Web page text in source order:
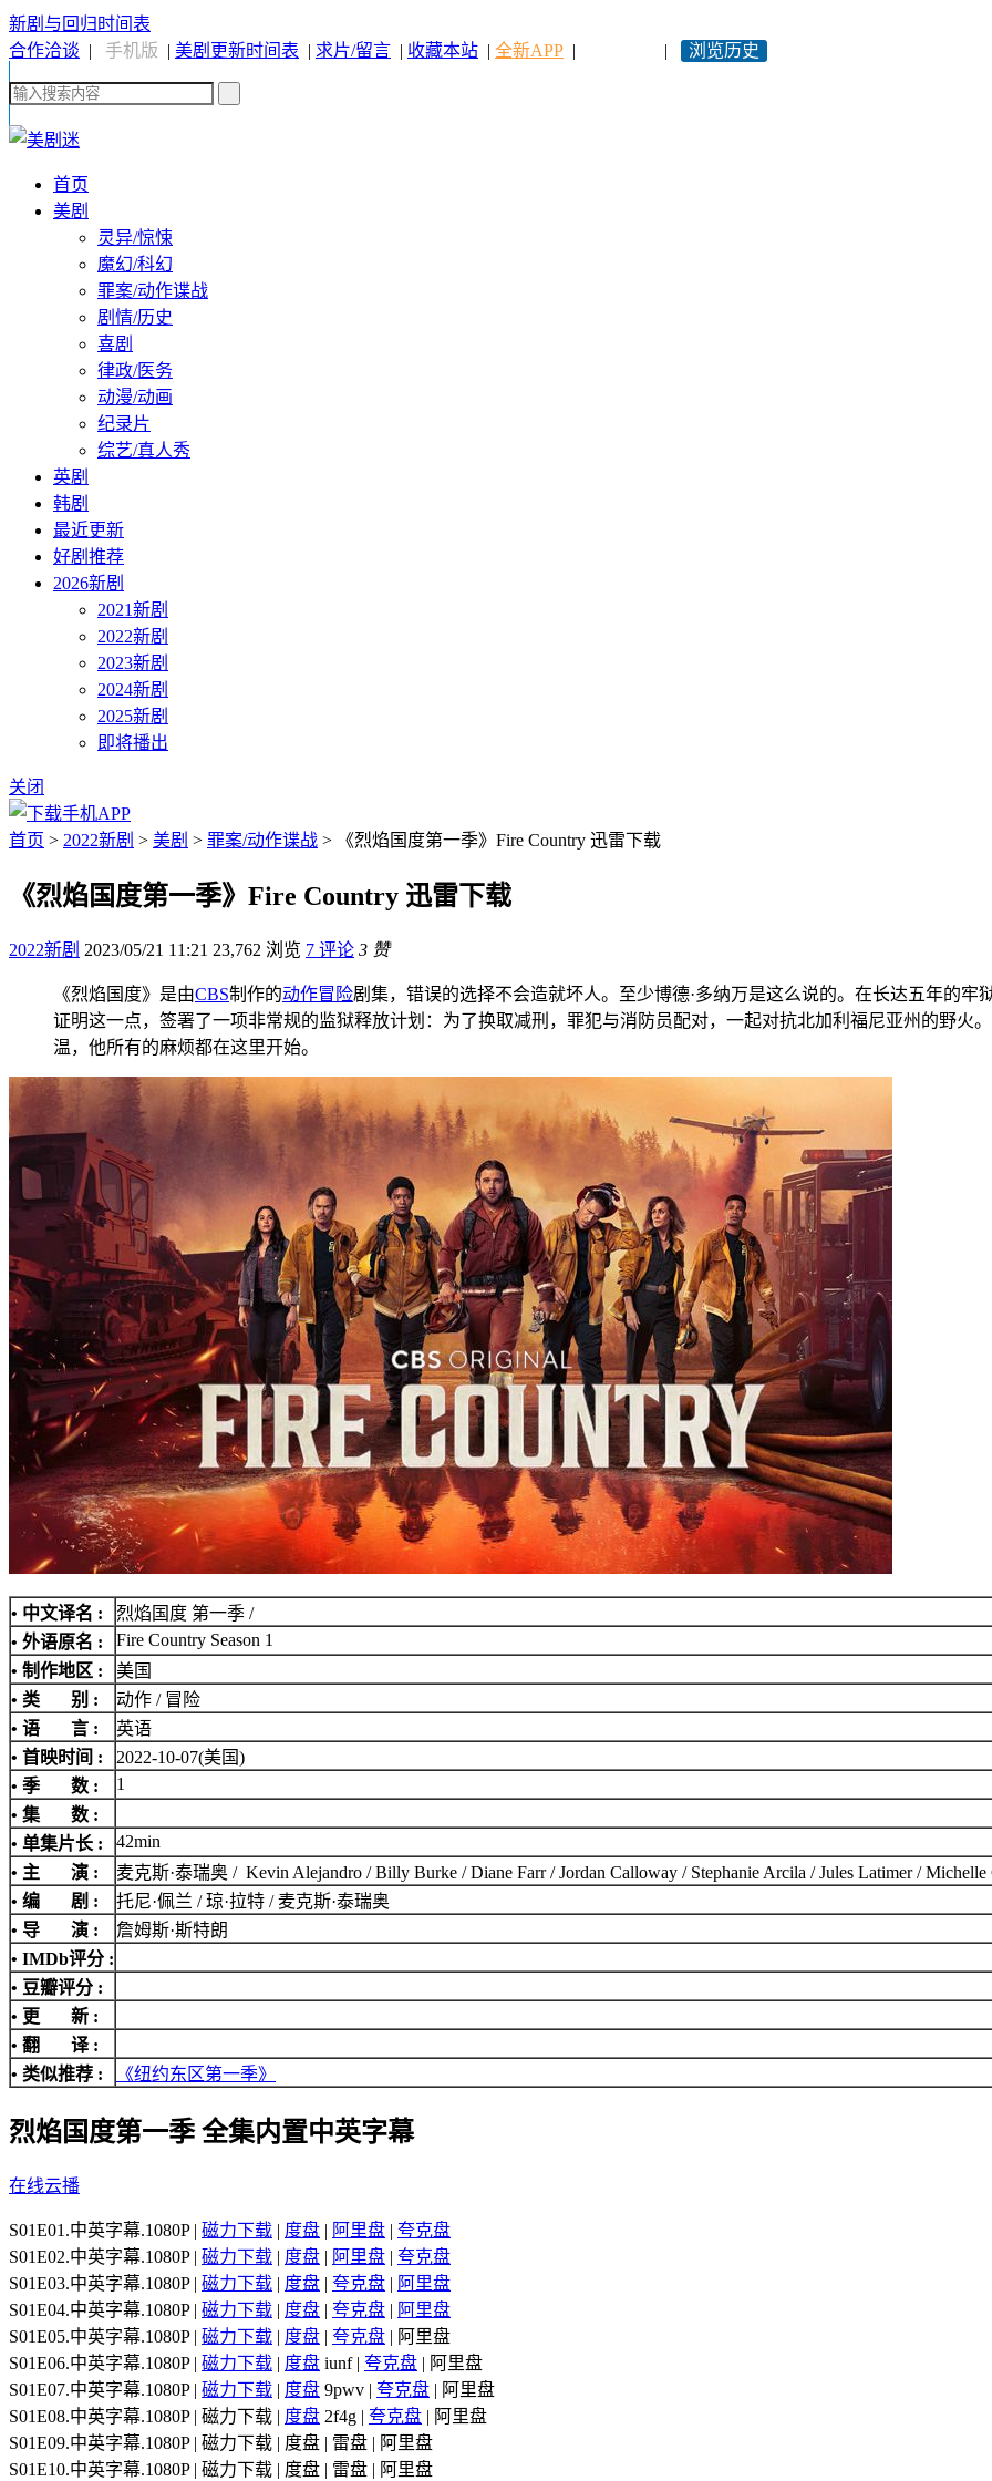
新剧与回归时间表
合作洽谈 | 手机版 | 美剧更新时间表 | 求片/留言 | 收藏本站 | 全新APP | | 浏览历史
首页
美剧
灵异/惊悚
魔幻/科幻
罪案/动作谍战
剧情/历史
喜剧
律政/医务
动漫/动画
纪录片
综艺/真人秀
英剧
韩剧
最近更新
好剧推荐
2026新剧
2021新剧
2022新剧
2023新剧
2024新剧
2025新剧
即将播出
关闭
首页 > 2022新剧 > 美剧 > 罪案/动作谍战 > 《烈焰国度第一季》Fire Country 迅雷下载
《烈焰国度第一季》Fire Country 迅雷下载
2022新剧 2023/05/21 11:21 23,762 浏览 7 评论 3 赞
《烈焰国度》是由CBS制作的动作冒险剧集，错误的选择不会造就坏人。至少博德·多纳万是这么说的。在长达五年的
证明这一点，签署了一项非常规的监狱释放计划：为了换取减刑，罪犯与消防员配对，一起对抗北加利福尼亚州的野火
温，他所有的麻烦都在这里开始。
• 中文译名 :
烈焰国度 第一季 /
• 外语原名 :
Fire Country Season 1
• 制作地区 :
美国
• 类 别 :
动作 / 冒险
• 语 言 :
英语
• 首映时间 :
2022-10-07(美国)
• 季 数 :
1
• 集 数 :
• 单集片长 :
42min
• 主 演 :
麦克斯·泰瑞奥 / Kevin Alejandro / Billy Burke / Diane Farr / Jordan Calloway / Stephanie Arcila / Jules Latimer / Michelle
• 编 剧 :
托尼·佩兰 / 琼·拉特 / 麦克斯·泰瑞奥
• 导 演 :
詹姆斯·斯特朗
• IMDb评分 :
• 豆瓣评分 :
• 更 新 :
• 翻 译 :
• 类似推荐 :
《纽约东区第一季》
烈焰国度第一季 全集内置中英字幕
在线云播
S01E01.中英字幕.1080P | 磁力下载 | 度盘 | 阿里盘 | 夸克盘
S01E02.中英字幕.1080P | 磁力下载 | 度盘 | 阿里盘 | 夸克盘
S01E03.中英字幕.1080P | 磁力下载 | 度盘 | 夸克盘 | 阿里盘
S01E04.中英字幕.1080P | 磁力下载 | 度盘 | 夸克盘 | 阿里盘
S01E05.中英字幕.1080P | 磁力下载 | 度盘 | 夸克盘 | 阿里盘
S01E06.中英字幕.1080P | 磁力下载 | 度盘 iunf | 夸克盘 | 阿里盘
S01E07.中英字幕.1080P | 磁力下载 | 度盘 9pwv | 夸克盘 | 阿里盘
S01E08.中英字幕.1080P | 磁力下载 | 度盘 2f4g | 夸克盘 | 阿里盘
S01E09.中英字幕.1080P | 磁力下载 | 度盘 | 雷盘 | 阿里盘
S01E10.中英字幕.1080P | 磁力下载 | 度盘 | 雷盘 | 阿里盘